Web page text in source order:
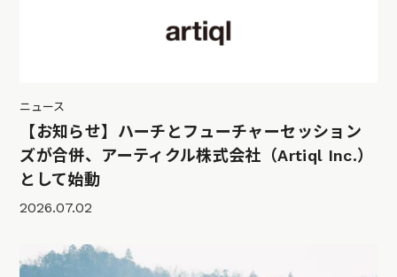
ニュース
【お知らせ】ハーチとフューチャーセッション
ズが合併、アーティクル株式会社（Artiql Inc.）
として始動
2026.07.02